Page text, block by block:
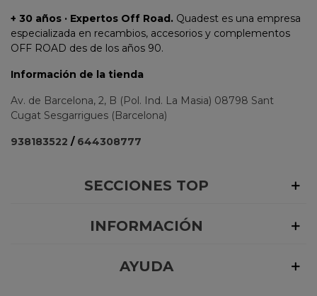
+ 30 años · Expertos Off Road. Quadest es una empresa
especializada en recambios, accesorios y complementos
OFF ROAD des de los años 90.
Información de la tienda
Av. de Barcelona, 2, B (Pol. Ind. La Masia) 08798 Sant
Cugat Sesgarrigues (Barcelona)
938183522 / 644308777
SECCIONES TOP
INFORMACIÓN
AYUDA